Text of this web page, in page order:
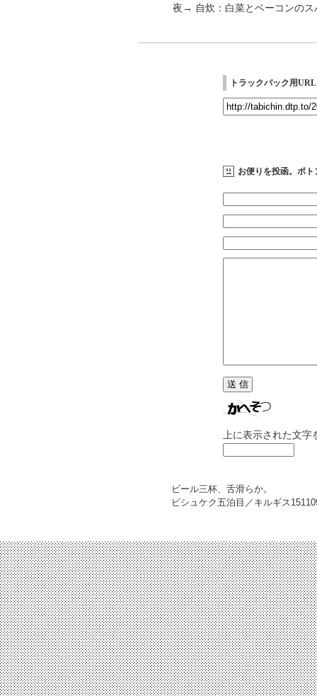
夜→ 自炊：白菜とベーコンのス
トラックバック用URL
お便りを投函。ポト
上に表示された文
ビール三杯、舌滑らか。
ビシュケク五泊目／キルギス